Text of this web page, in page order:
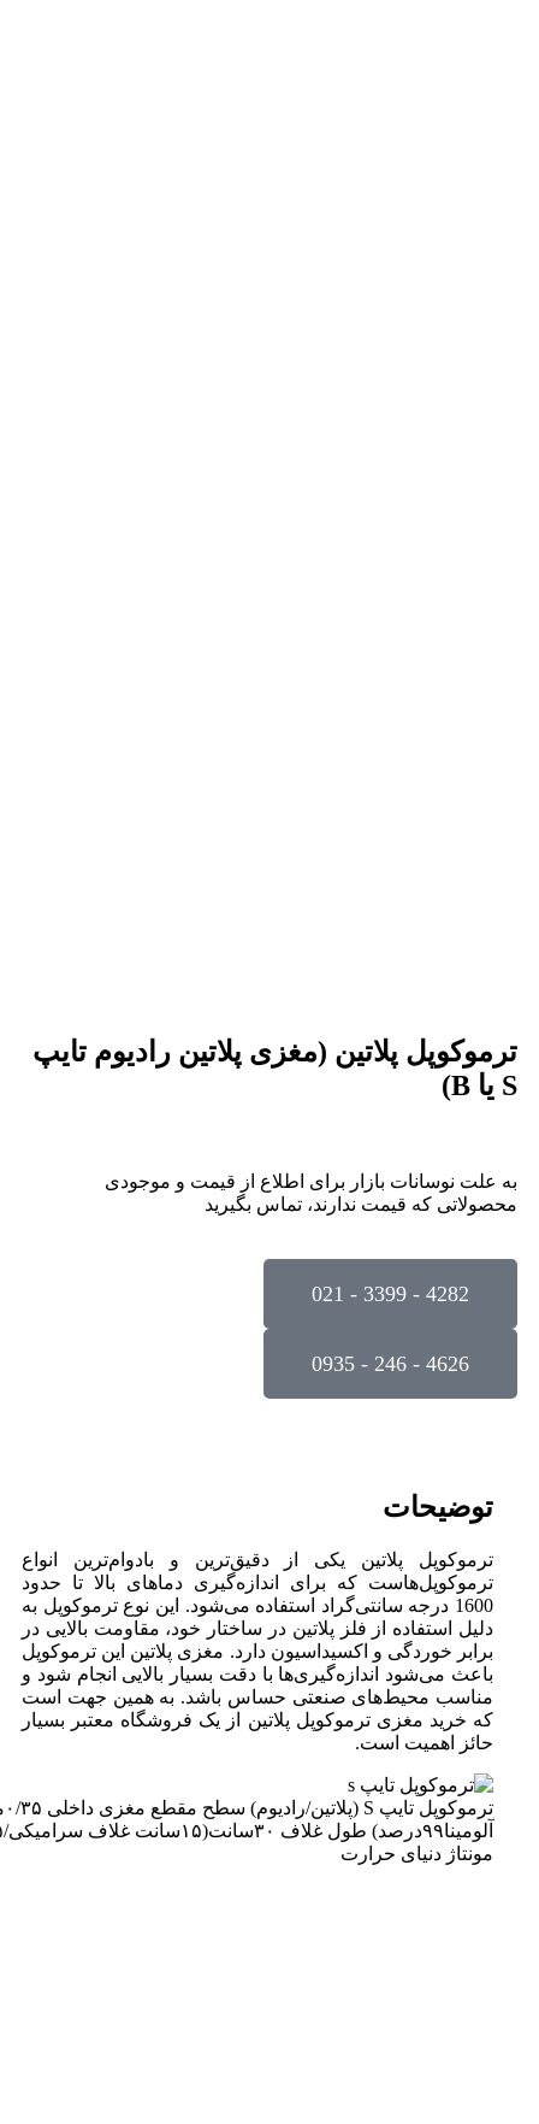
ترموکوپل پلاتین (مغزی پلاتین رادیوم تایپ
S یا B)
به علت نوسانات بازار برای اطلاع از قیمت و موجودی
محصولاتی که قیمت ندارند، تماس بگیرید
4282 - 3399 - 021
4626 - 246 - 0935
توضیحات
ترموکوپل پلاتین یکی از دقیق‌ترین و بادوام‌ترین انواع
ترموکوپل‌هاست که برای اندازه‌گیری دماهای بالا تا حدود
1600 درجه سانتی‌گراد استفاده می‌شود. این نوع ترموکوپل به
دلیل استفاده از فلز پلاتین در ساختار خود، مقاومت بالایی در
برابر خوردگی و اکسیداسیون دارد. مغزی پلاتین این ترموکوپل
باعث می‌شود اندازه‌گیری‌ها با دقت بسیار بالایی انجام شود و
مناسب محیط‌های صنعتی حساس باشد. به همین جهت است
که خرید مغزی ترموکوپل پلاتین از یک فروشگاه معتبر بسیار
حائز اهمیت است.
مونتاژ دنیای حرارت